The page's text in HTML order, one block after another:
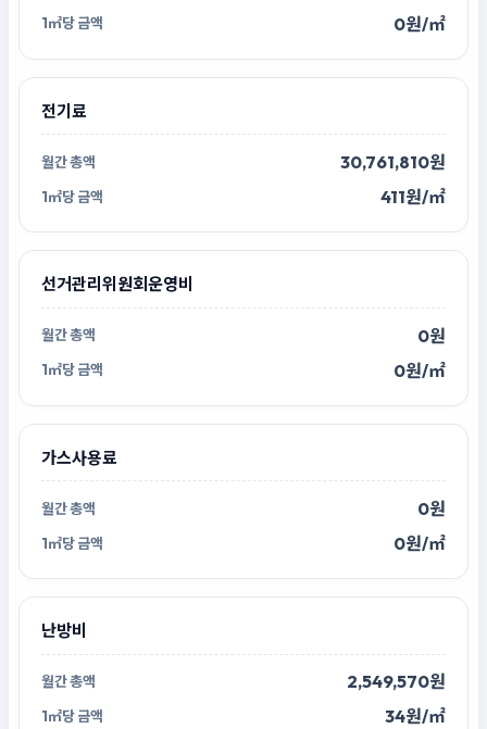
0원/㎡
전기료
30,761,810원
411원/㎡
선거관리위원회운영비
0원
0원/㎡
가스사용료
0원
0원/㎡
난방비
2,549,570원
34원/㎡